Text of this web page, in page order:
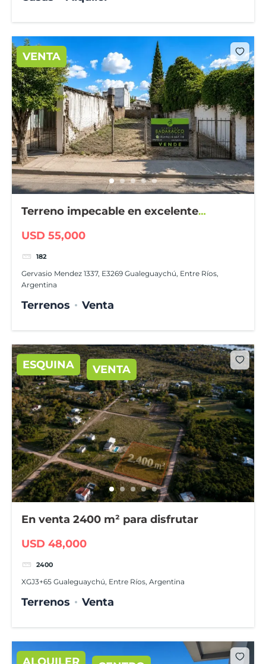
VENTA
Terreno impecable en excelente
USD 55,000
182
Gervasio Mendez 1337, E3269 Gualeguaychú, Entre Ríos,
Argentina
Terrenos Venta
ESQUINA VENTA
En venta 2400 m² para disfrutar
USD 48,000
2400
XGJ3+65 Gualeguaychú, Entre Ríos, Argentina
Terrenos Venta